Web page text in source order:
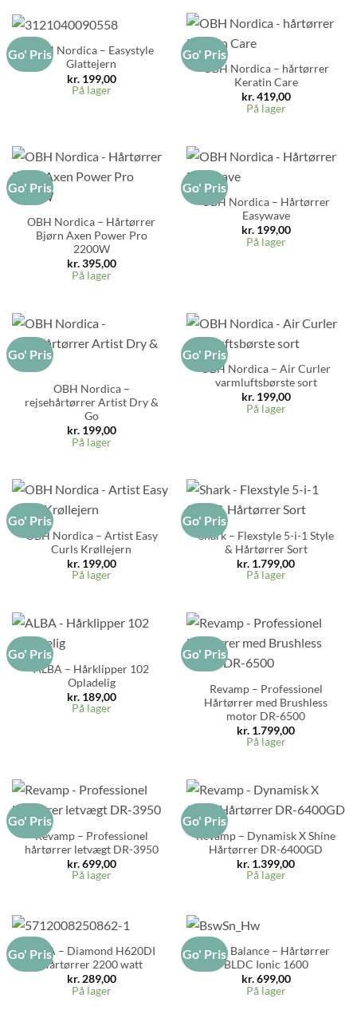
Go' PrisOBH Nordica – Easystyle
Glattejern
kr.199,00
På lager
Go' Pris
OBH Nordica – hårtørrer
Keratin Care
kr.419,00
På lager
Go' Pris
OBH Nordica – Hårtørrer
Bjørn Axen Power Pro
2200W
kr.395,00
På lager
Go' Pris
OBH Nordica – Hårtørrer
Easywave
kr.199,00
På lager
Go' Pris
OBH Nordica –
rejsehårtørrer Artist Dry &
Go
kr.199,00
På lager
Go' Pris
OBH Nordica – Air Curler
varmluftsbørste sort
kr.199,00
På lager
Go' Pris
OBH Nordica – Artist Easy
Curls Krøllejern
kr.199,00
På lager
Go' Pris
Shark – Flexstyle 5-i-1 Style
& Hårtørrer Sort
kr. 1.799,00
På lager
Go' Pris
ALBA – Hårklipper 102
Opladelig
kr.189,00
På lager
Go' Pris
Revamp – Professionel
Hårtørrer med Brushless
motor DR-6500
kr. 1.799,00
På lager
Go' Pris
Revamp – Professionel
hårtørrer letvægt DR-3950
kr.699,00
På lager
Go' Pris
Revamp – Dynamisk X Shine
Hårtørrer DR-6400GD
kr. 1.399,00
På lager
Go' PrisALBA – Diamond H620DI
Hårtørrer 2200 watt
kr.289,00
På lager
Go' PrisLittle Balance – Hårtørrer
BLDC Ionic 1600
kr.699,00
På lager